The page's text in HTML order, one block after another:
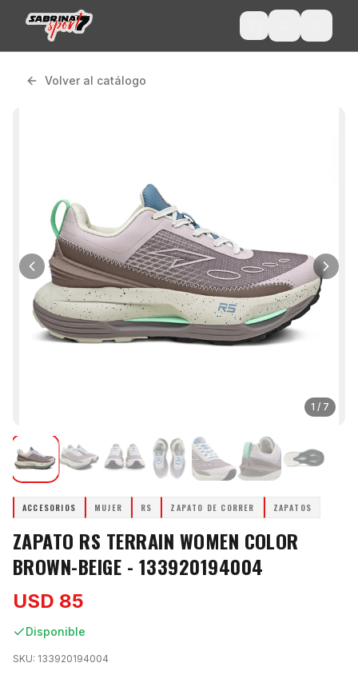
Volver al catálogo
1 / 7
ACCESORIOS MUJER RS ZAPATO DE CORRER ZAPATOS
ZAPATO RS TERRAIN WOMEN COLOR
BROWN-BEIGE - 133920194004
USD 85
Disponible
SKU: 133920194004